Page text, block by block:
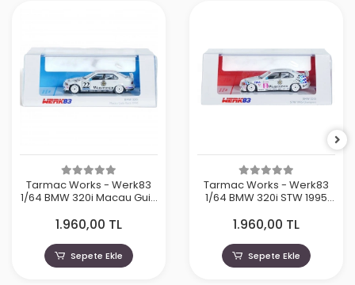
Tarmac Works - Werk83
1/64 BMW 320i Macau Guia
Winkelhock
1.960,00 TL
Sepete Ekle
Tarmac Works - Werk83
1/64 BMW 320i STW 1995
Winkelhock
1.960,00 TL
Sepete Ekle